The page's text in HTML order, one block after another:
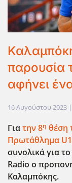
παρουσία
αφήνει
16 Αυγούστου 2023
Γιατην 8η θέση
Πρωτάθλημα U
συνολικά για
Radio ο
Καλαμπόκης.